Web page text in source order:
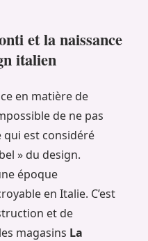
et la naissance
italien
en matière de
de ne pas
qui est considéré
» du design.
époque
en Italie. C’est
et de
magasins La